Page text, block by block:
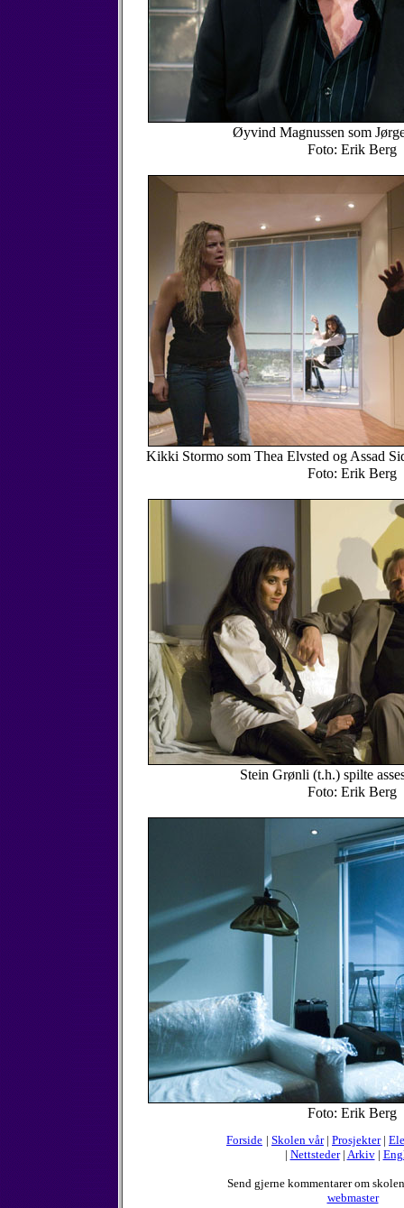
Øyvind Magnussen som
Foto: Erik Berg
Kikki Stormo som Thea Elvsted og Assad
Foto: Erik Berg
Stein Grønli (t.h.) spilte
Foto: Erik Berg
Foto: Erik Berg
Forside | Skolen vår| Prosjekter|
| Nettsteder| Arkiv|
Send gjerne kommentarer om
webmaster